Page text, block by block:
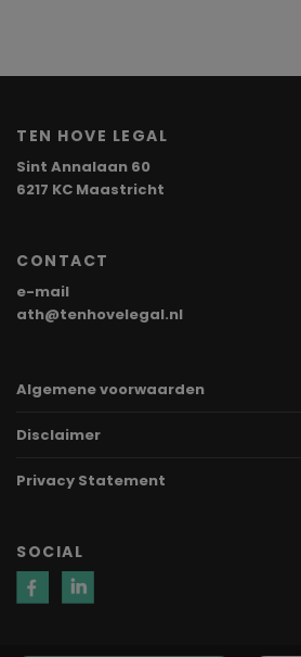
TEN HOVE LEGAL
Sint Annalaan 60
6217 KC Maastricht
CONTACT
e-mail
ath@tenhovelegal.nl
Algemene voorwaarden
Disclaimer
Privacy Statement
SOCIAL